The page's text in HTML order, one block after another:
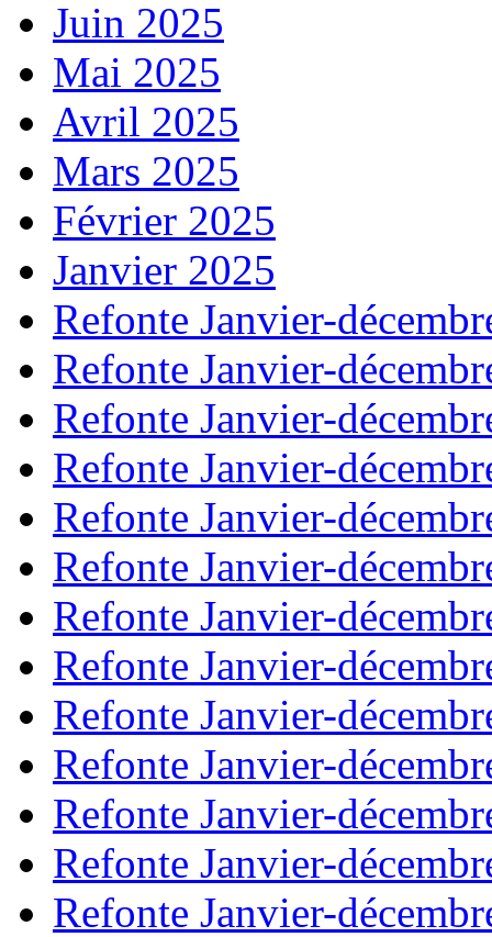
Juin 2025
Mai 2025
Avril 2025
Mars 2025
Février 2025
Janvier 2025
Refonte Janvier-
Refonte Janvier-
Refonte Janvier-
Refonte Janvier-
Refonte Janvier-
Refonte Janvier-
Refonte Janvier-
Refonte Janvier-
Refonte Janvier-
Refonte Janvier-
Refonte Janvier-
Refonte Janvier-
Refonte Janvier-